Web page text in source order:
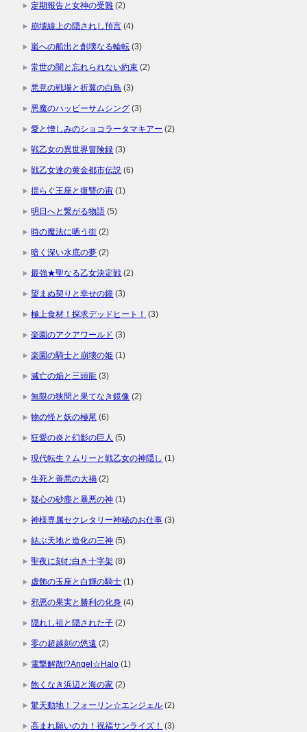
定期報告と女神の受難 (2)
崩壊線上の隠されし預言 (4)
嵐への船出と創壊なる輪転 (3)
常世の闇と忘れられない約束 (2)
悪意の戦場と折翼の白鳥 (3)
悪魔のハッピーサムシング (3)
愛と憎しみのショコラータマキアー (2)
戦乙女の異世界冒険録 (3)
戦乙女達の黄金都市伝説 (6)
揺らぐ王座と復讐の宙 (1)
明日へと繋がる物語 (5)
時の魔法に哂う街 (2)
暗く深い水底の夢 (2)
最強★聖なる乙女決定戦 (2)
望まぬ契りと幸せの鐘 (3)
極上食材！探求デッドヒート！ (3)
楽園のアクアワールド (3)
楽園の騎士と崩壊の姫 (1)
滅亡の焔と三頭龍 (3)
無限の狭間と果てなき鏡像 (2)
物の怪と妖の極尾 (6)
狂愛の炎と幻影の巨人 (5)
現代転生？ムリーと戦乙女の神隠し (1)
生死と善悪の大禍 (2)
疑心の砂塵と暴悪の神 (1)
神様専属セクレタリー神秘のお仕事 (3)
結ぶ天地と造化の三神 (5)
聖夜に刻む白き十字架 (8)
虚飾の玉座と白輝の騎士 (1)
邪悪の果実と勝利の化身 (4)
隠れし祖と隠された子 (2)
零の超越刻の悠遠 (2)
電撃解散!?Angel☆Halo (1)
飽くなき浜辺と海の家 (2)
驚天動地！フォーリン☆エンジェル (2)
高まれ願いの力！祝福サンライズ！ (3)